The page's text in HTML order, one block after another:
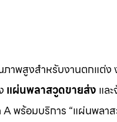
พสูงสำหรับงานตกแต่ง
แผ่นพลาสวูดขายส่ง แล
พร้อมบริการ “แผ่นพล